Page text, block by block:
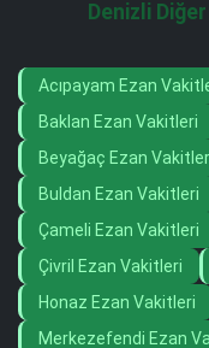
Denizli
Acıpayam Ezan
Baklan Ezan Vakitleri
Beyağaç Ezan
Buldan Ezan Vakitleri
Çameli Ezan Vakitleri
Çivril Ezan Vakitleri
Honaz Ezan Vakitleri
Merkezefendi Ezan